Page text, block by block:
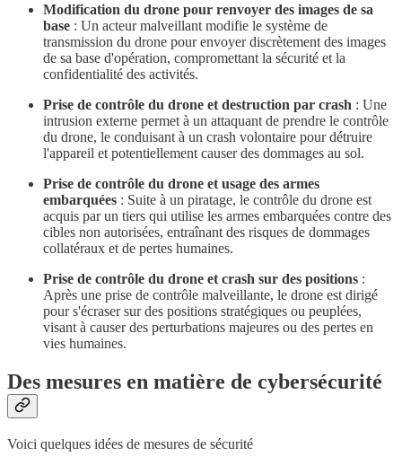
Modification du drone pour renvoyer des images de sa
base : Un acteur malveillant modifie le système de
transmission du drone pour envoyer discrètement des images
de sa base d'opération, compromettant la sécurité et la
confidentialité des activités.
Prise de contrôle du drone et destruction par crash : Une
intrusion externe permet à un attaquant de prendre le contrôle
du drone, le conduisant à un crash volontaire pour détruire
l'appareil et potentiellement causer des dommages au sol.
Prise de contrôle du drone et usage des armes
embarquées : Suite à un piratage, le contrôle du drone est
acquis par un tiers qui utilise les armes embarquées contre des
cibles non autorisées, entraînant des risques de dommages
collatéraux et de pertes humaines.
Prise de contrôle du drone et crash sur des positions :
Après une prise de contrôle malveillante, le drone est dirigé
pour s'écraser sur des positions stratégiques ou peuplées,
visant à causer des perturbations majeures ou des pertes en
vies humaines.
Des mesures en matière de cybersécurité
Voici quelques idées de mesures de sécurité